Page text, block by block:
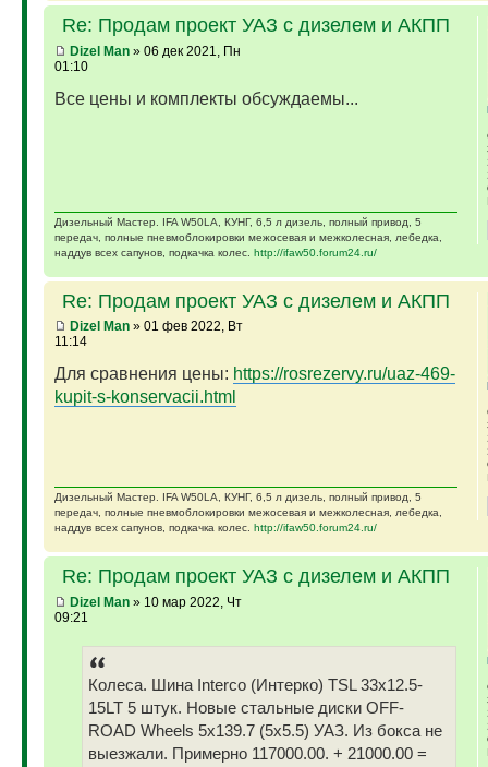
Re: Продам проект УАЗ с дизелем и АКПП
Dizel Man» 06 дек 2021, Пн
01:10
Все цены и комплекты обсуждаемы...
Дизельный Мастер. IFA W50LA, КУНГ, 6,5 л дизель, полный привод, 5
передач, полные пневмоблокировки межосевая и межколесная, лебедка,
наддув всех сапунов, подкачка колес. http://ifaw50.forum24.ru/
Re: Продам проект УАЗ с дизелем и АКПП
Dizel Man» 01 фев 2022, Вт
11:14
Для сравнения цены: https://rosrezervy.ru/uaz-469-
kupit-s-konservacii.html
Дизельный Мастер. IFA W50LA, КУНГ, 6,5 л дизель, полный привод, 5
передач, полные пневмоблокировки межосевая и межколесная, лебедка,
наддув всех сапунов, подкачка колес. http://ifaw50.forum24.ru/
Re: Продам проект УАЗ с дизелем и АКПП
Dizel Man» 10 мар 2022, Чт
09:21
Колеса. Шина Interco (Интерко) TSL 33x12.5-
15LT 5 штук. Новые стальные диски OFF-
ROAD Wheels 5x139.7 (5x5.5) УАЗ. Из бокса не
выезжали. Примерно 117000.00. + 21000.00 =